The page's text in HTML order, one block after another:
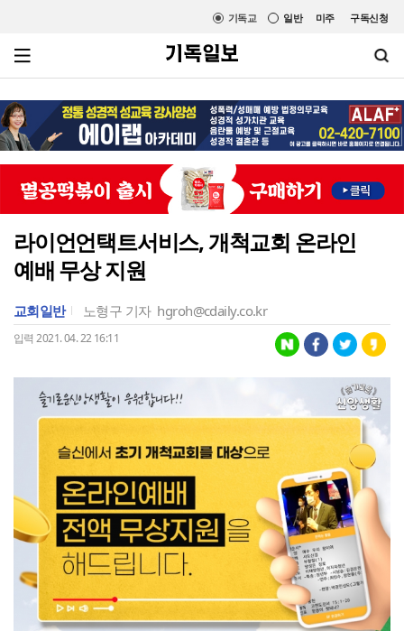
미주 구독신청
일반
기독교
라이언언택트서비스, 개척교회 온라인
예배 무상 지원
교회일반 노형구 기자 hgroh@cdaily.co.kr
입력 2021. 04. 22 16:11